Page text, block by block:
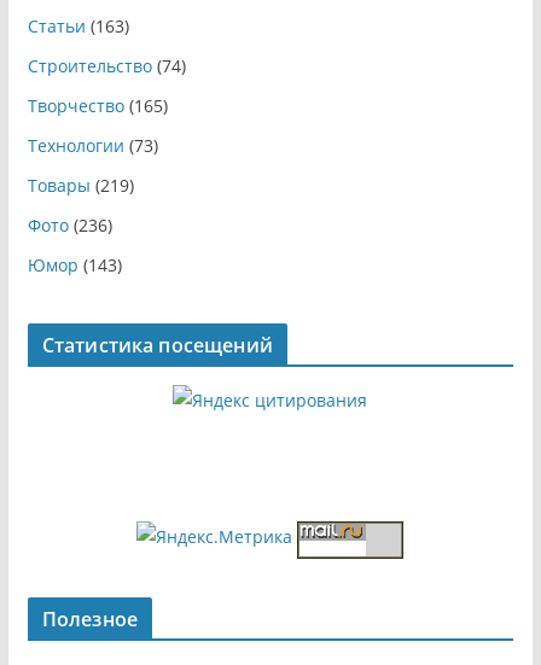
Статьи (163)
Строительство(74)
Творчество(165)
Технологии (73)
Товары (219)
Фото(236)
Юмор (143)
Статистика посещений
Полезное